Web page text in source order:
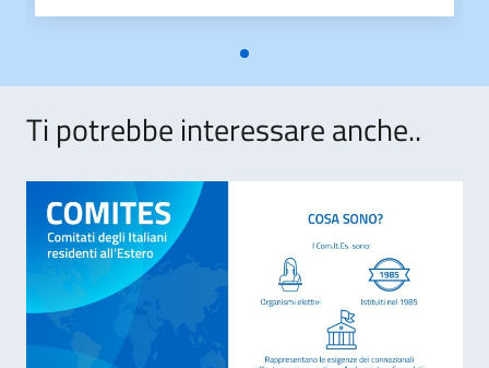
Ti potrebbe interessare anche..